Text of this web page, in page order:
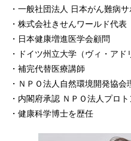
・一般社団法人 日本がん難病
・株式会社きせんワールド代表
・日本健康増進医学会顧問
・ドイツ州立大学（ヴィ・アド
・補完代替医療講師
・ＮＰＯ法人自然環境開発協会
・内閣府承認 ＮＰＯ法人プロ
・健康科学博士を歴任